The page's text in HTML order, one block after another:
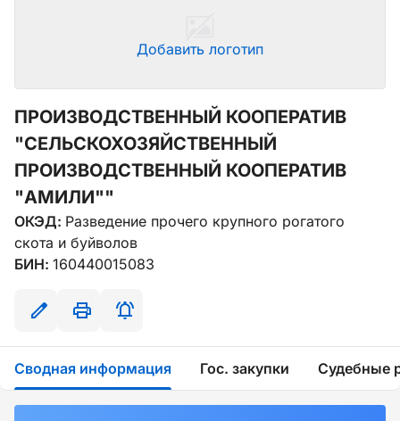
Добавить логотип
ПРОИЗВОДСТВЕННЫЙ КООПЕРАТИВ
"СЕЛЬСКОХОЗЯЙСТВЕННЫЙ
ПРОИЗВОДСТВЕННЫЙ КООПЕРАТИВ
"АМИЛИ""
ОКЭД: Разведение прочего крупного рогатого
скота и буйволов
БИН: 160440015083
Сводная информация Гос. закупки Судебные